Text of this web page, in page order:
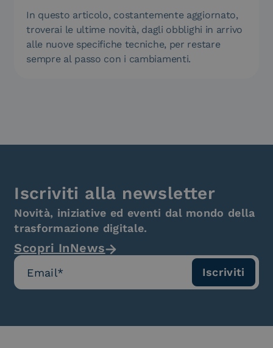
In questo articolo, costantemente aggiornato,
troverai le ultime novità, dagli obblighi in arrivo
alle nuove specifiche tecniche, per restare
sempre al passo con i cambiamenti.
Iscriviti alla newsletter
Novità, iniziative ed eventi dal mondo della
trasformazione digitale.
Scopri InNews